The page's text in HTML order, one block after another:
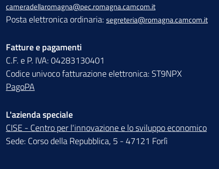
cameradellaromagna@pec.romagna.camcom.it
Posta elettronica ordinaria: segreteria@romagna.camcom.it
Fatture e pagamenti
C.F. e P. IVA: 04283130401
Codice univoco fatturazione elettronica: ST9NPX
PagoPA
L'azienda speciale
CISE - Centro per l'innovazione e lo sviluppo economico
Sede: Corso della Repubblica, 5 - 47121 Forlì